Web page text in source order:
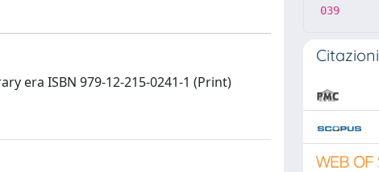
era ISBN 979-12-215-0241-1 (Print)
039
Citazioni